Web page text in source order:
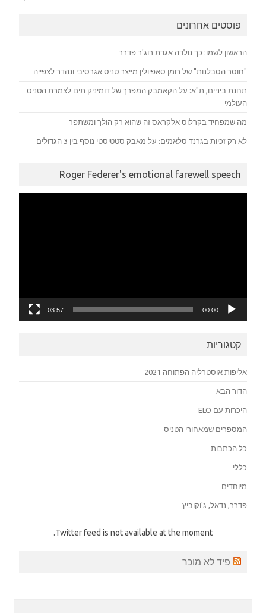
פוסטים אחרונים
הראשון לשמו: כך נולדה אגדת רוג'ר פדרר
"חוסר הסבלנות" של רומן סאפיולין מייצר טניס אגרסיבי ונהדר לצפייה
תחנת ביניים, ת"א: על הקאמבק המפרך של דומיניק תים לצמרת הטניס
העולמי
מה שמפחיד בקרלוס אלקראס זה שהוא רק הולך ומשתפר
לא רק זכיות בגרנד סלאמים: על מאבק סטטיסטי נוסף בין 3 הגדולים
Roger Federer's emotional farewell speech
00:00
03:57
קטגוריות
אליפות אוסטרליה הפתוחה 2021
הדור הבא
היכרות עם ELO
המספרים שמאחורי הטניס
כל הכתבות
כללי
מיוחדים
פדרר, נדאל, ג'וקוביץ
Twitter feed is not available at the moment.
פיד לא מוכר